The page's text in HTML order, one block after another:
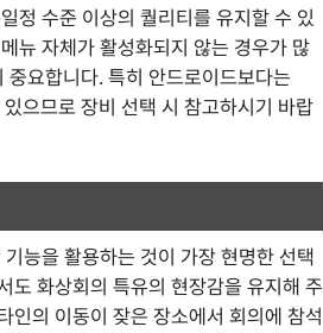
정 수준 이상의 퀄리티를 유지할 수 있
뉴 자체가 활성화되지 않는 경우가 많
요합니다. 특히 안드로이드보다는
으므로 장비 선택 시 참고하시기 바랍
능을 활용하는 것이 가장 현명한 선택
도 화상회의 특유의 현장감을 유지해 주
인의 이동이 잦은 장소에서 회의에 참석